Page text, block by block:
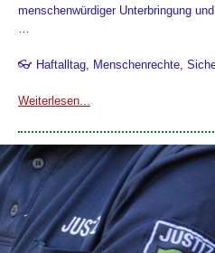
menschenwürdiger Unterbringung
…
👓 Haftalltag, Menschenrechte,
Weiterlesen...